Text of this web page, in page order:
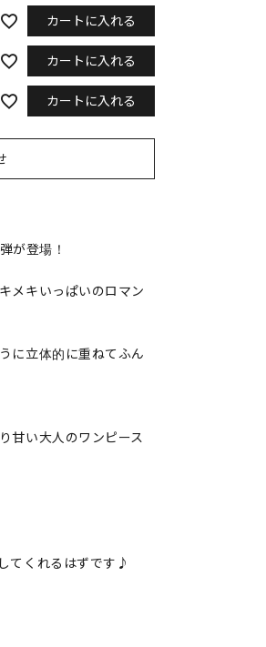
カートに入れる
カートに入れる
カートに入れる
が登場！
メキいっぱいのロマン
に立体的に重ねてふん
甘い大人のワンピース
てくれるはずです♪